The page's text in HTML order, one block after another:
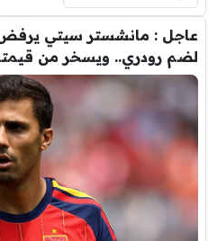
عاجل : مانشستر سيتي
لضم رودري.. ويسخر من